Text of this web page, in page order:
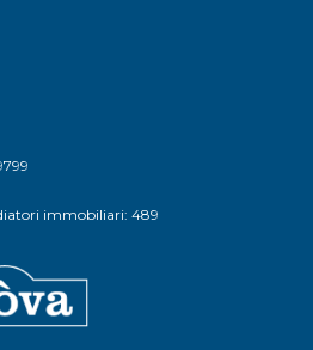
immobiliari: 489